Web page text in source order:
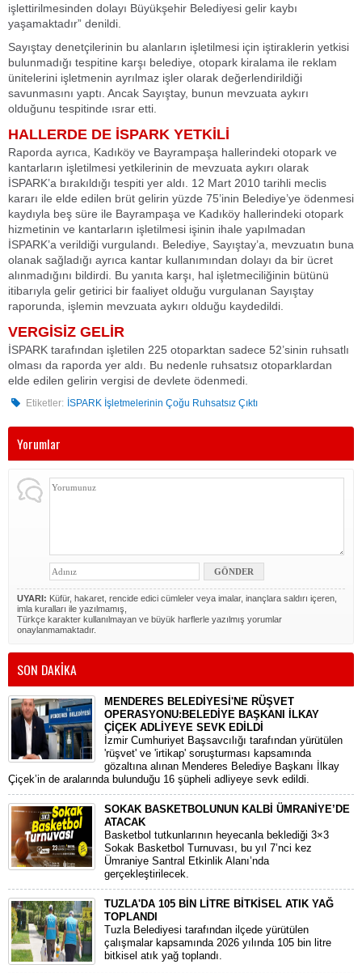
işlettirilmesinden dolayı Büyükşehir Belediyesi gelir kaybı
yaşamaktadır” denildi.
Sayıştay denetçilerinin bu alanların işletilmesi için iştiraklerin yetkisi
bulunmadığı tespitine karşı belediye, otopark kiralama ile reklam
ünitelerini işletmenin ayrılmaz işler olarak değerlendirildiği
savunmasını yaptı. Ancak Sayıştay, bunun mevzuata aykırı
olduğunu tespitinde ısrar etti.
HALLERDE DE İSPARK YETKİLİ
Raporda ayrıca, Kadıköy ve Bayrampaşa hallerindeki otopark ve
kantarların işletilmesi yetkilerinin de mevzuata aykırı olarak
İSPARK’a bırakıldığı tespiti yer aldı. 12 Mart 2010 tarihli meclis
kararı ile elde edilen brüt gelirin yüzde 75’inin Belediye’ye ödenmesi
kaydıyla beş süre ile Bayrampaşa ve Kadıköy hallerindeki otopark
hizmetinin ve kantarların işletilmesi işinin ihale yapılmadan
İSPARK’a verildiği vurgulandı. Belediye, Sayıştay’a, mevzuatın buna
olanak sağladığı ayrıca kantar kullanımından dolayı da bir ücret
alınmadığını bildirdi. Bu yanıta karşı, hal işletmeciliğinin bütünü
itibarıyla gelir getirici bir faaliyet olduğu vurgulanan Sayıştay
raporunda, işlemin mevzuata aykırı olduğu kaydedildi.
VERGİSİZ GELİR
İSPARK tarafından işletilen 225 otoparktan sadece 52’sinin ruhsatlı
olması da raporda yer aldı. Bu nedenle ruhsatsız otoparklardan
elde edilen gelirin vergisi de devlete ödenmedi.
Etiketler: İSPARK İşletmelerinin Çoğu Ruhsatsız Çıktı
Yorumlar
UYARI: Küfür, hakaret, rencide edici cümleler veya imalar, inançlara saldırı içeren,
imla kuralları ile yazılmamış,
Türkçe karakter kullanılmayan ve büyük harflerle yazılmış yorumlar
onaylanmamaktadır.
SON DAKİKA
MENDERES BELEDİYESİ'NE RÜŞVET
OPERASYONU:BELEDİYE BAŞKANI İLKAY
ÇİÇEK ADLİYEYE SEVK EDİLDİ
​İzmir Cumhuriyet Başsavcılığı tarafından yürütülen
'rüşvet' ve 'irtikap' soruşturması kapsamında
gözaltına alınan Menderes Belediye Başkanı İlkay
Çiçek’in de aralarında bulunduğu 16 şüpheli adliyeye sevk edildi.
SOKAK BASKETBOLUNUN KALBİ ÜMRANİYE’DE
ATACAK
Basketbol tutkunlarının heyecanla beklediği 3×3
Sokak Basketbol Turnuvası, bu yıl 7’nci kez
Ümraniye Santral Etkinlik Alanı’nda
gerçekleştirilecek.
TUZLA'DA 105 BİN LİTRE BİTKİSEL ATIK YAĞ
TOPLANDI
Tuzla Belediyesi tarafından ilçede yürütülen
çalışmalar kapsamında 2026 yılında 105 bin litre
bitkisel atık yağ toplandı.